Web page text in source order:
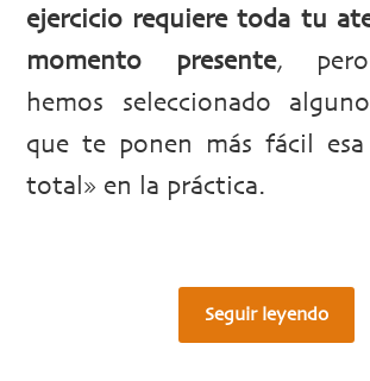
ejercicio requiere toda tu
momento presente,
hemos seleccionado
que te ponen más fácil esa
total» en la práctica.
Seguir leyendo